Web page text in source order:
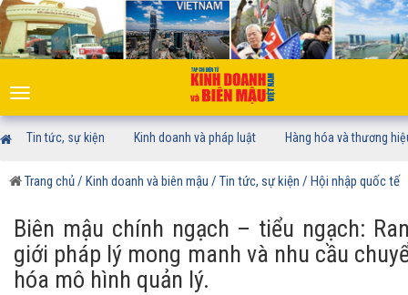
Toggle
navigation
Tin tức, sự kiện Kinh doanh và pháp luật Hàng hóa và thương
Trang chủ/ Kinh doanh và biên mậu / Tin tức, sự kiện / Hội nhập quốc tế
Biên mậu chính ngạch – tiểu ngạch:
giới pháp lý mong manh và nhu cầu
hóa mô hình quản lý.